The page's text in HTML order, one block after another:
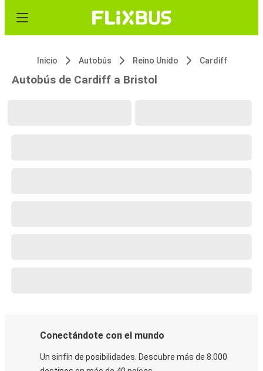
Inicio Autobús Reino Unido Cardiff
Autobús de Cardiff a Bristol
Conectándote con el mundo
Un sinfín de posibilidades. Descubre más de 8.000